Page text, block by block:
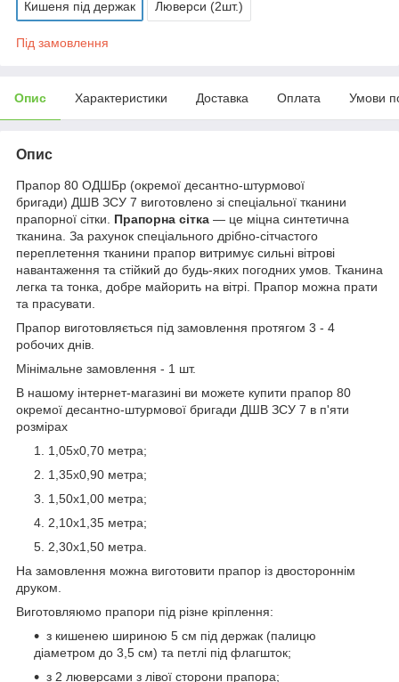
Кишеня під держак Люверси (2шт.)
Під замовлення
Опис Характеристики Доставка Оплата Умови
Опис
Прапор 80 ОДШБр (окремої десантно-штурмової
бригади) ДШВ ЗСУ 7 виготовлено зі спеціальної тканини
прапорної сітки. Прапорна сітка — це міцна синтетична
тканина. За рахунок спеціального дрібно-сітчастого
переплетення тканини прапор витримує сильні вітрові
навантаження та стійкий до будь-яких погодних умов. Тканина
легка та тонка, добре майорить на вітрі. Прапор можна прати
та прасувати.
Прапор виготовляється під замовлення протягом 3 - 4
робочих днів.
Мінімальне замовлення - 1 шт.
В нашому інтернет-магазині ви можете купити прапор 80
окремої десантно-штурмової бригади ДШВ ЗСУ 7 в п'яти
розмірах
1,05х0,70 метра;
1,35х0,90 метра;
1,50х1,00 метра;
2,10х1,35 метра;
2,30х1,50 метра.
На замовлення можна виготовити прапор із двостороннім
друком.
Виготовляюмо прапори під різне кріплення:
з кишенею шириною 5 см під держак (палицю
діаметром до 3,5 см) та петлі під флагшток;
з 2 люверсами з лівої сторони прапора;